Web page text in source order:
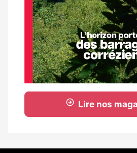
Lire nos